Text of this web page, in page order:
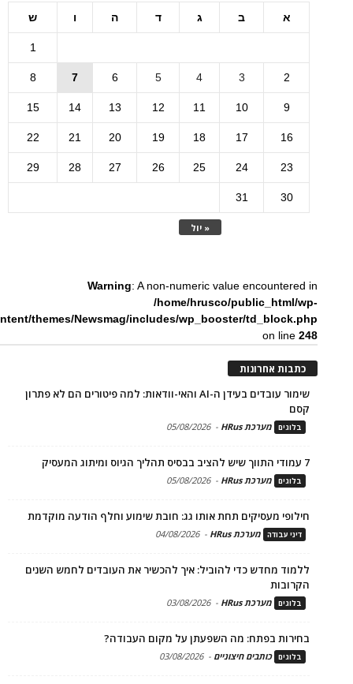
א ב ג ד ה ו ש
« יול
1
2
3
4
5
6
7
8
9
10
11
12
13
14
15
16
17
18
19
20
21
22
23
24
25
26
27
28
29
30
31
Warning: A non-numeric value encountered in
/home/hrusco/public_html/wp-
themes/Newsmag/includes/wp_booster/td_block.php
on line248
כתבות אחרונות
שימור עובדים בעידן ה-AI והאי-וודאות: למה פיטורים הם לא פתרון
קסם
בלוגים מערכת HRus -
05/08/2026
7 עמודי התווך שיש להציב בבסיס תהליך הגיוס ומיתוג המעסיק
בלוגים מערכת HRus -
05/08/2026
חילופי מעסיקים תחת אותו גג: חובת שימוע וחלף הודעה מוקדמת
דיני עבודה מערכת HRus -
04/08/2026
ללמוד מחדש כדי להוביל: איך להכשיר את העובדים לחמש השנים
הקרובות
בלוגים מערכת HRus -
03/08/2026
בחירות בפתח: מה השפעתן על מקום העבודה?
בלוגים כותבים חיצוניים -
03/08/2026